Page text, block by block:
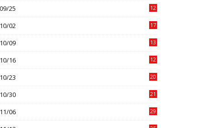
25 12
02 17
09 13
16 12
23 20
30 21
06 29